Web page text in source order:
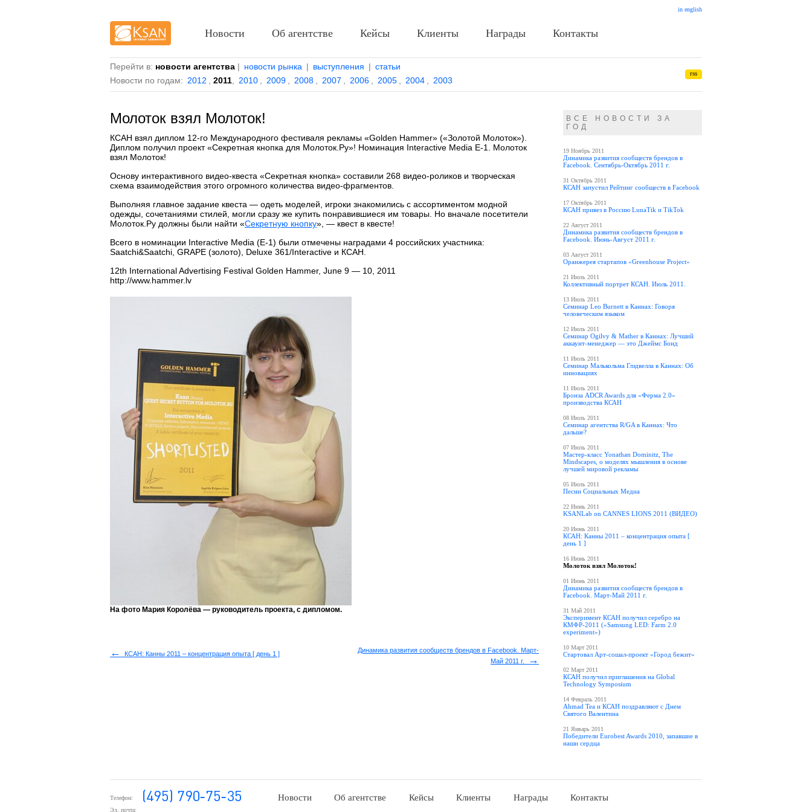
Перейти в: новости агентства | новости рынка | выступления | статьи
Новости по годам: 2012 2011 2010 2009 2008 2007 2006 2005 2004 2003
rss
Молоток взял Молоток!
КСАН взял диплом 12-го Международного фестиваля рекламы «Golden Hammer» («Золотой Молоток»).
Диплом получил проект «Секретная кнопка для Молоток.Ру»! Номинация Interactive Media E-1. Молоток
взял Молоток!
Основу интерактивного видео-квеста «Секретная кнопка» составили 268 видео-роликов и творческая
схема взаимодействия этого огромного количества видео-фрагментов.
Выполняя главное задание квеста — одеть моделей, игроки знакомились с ассортиментом модной
одежды, сочетаниями стилей, могли сразу же купить понравившиеся им товары. Но вначале посетители
Молоток.Ру должны были найти «Секретную кнопку», — квест в квесте!
Всего в номинации Interactive Media (E-1) были отмечены наградами 4 российских участника:
Saatchi&Saatchi, GRAPE (золото), Deluxe 361/Interactive и КСАН.
12th International Advertising Festival Golden Hammer, June 9 — 10, 2011
http://www.hammer.lv
На фото Мария Королёва — руководитель проекта, с дипломом.
← КСАН: Канны 2011 – концентрация опыта [ день 1 ]
Динамика развития сообществ брендов в Facebook. Март-
Май 2011 г.
→
ВСЕ НОВОСТИ ЗА
ГОД
19 Ноябрь 2011
Динамика развития сообществ брендов в
Facebook. Сентябрь-Октябрь 2011 г.
31 Октябрь 2011
КСАН запустил Рейтинг сообществ в Facebook
17 Октябрь 2011
КСАН привез в Россию LunaTik и TikTok
22 Август 2011
Динамика развития сообществ брендов в
Facebook. Июнь-Август 2011 г.
03 Август 2011
Оранжерея стартапов «Greenhouse Project»
21 Июль 2011
Коллективный портрет КСАН. Июль 2011.
13 Июль 2011
Семинар Leo Burnett в Каннах: Говоря
человеческим языком
12 Июль 2011
Семинар Ogilvy & Mather в Каннах: Лучший
аккаунт-менеджер — это Джеймс Бонд
11 Июль 2011
Семинар Малькольма Глэдвелла в Каннах: Об
инновациях
11 Июль 2011
Бронза ADCR Awards для «Ферма 2.0»
производства КСАН
08 Июль 2011
Семинар агентства R/GA в Каннах: Что
дальше?
07 Июль 2011
Мастер-класс Yonathan Dominitz, The
Mindscapes, о моделях мышления в основе
лучшей мировой рекламы
05 Июль 2011
Песни Социальных Медиа
22 Июнь 2011
KSANLab on CANNES LIONS 2011 (ВИДЕО)
20 Июнь 2011
КСАН: Канны 2011 – концентрация опыта [
день 1 ]
16 Июнь 2011
Молоток взял Молоток!
01 Июнь 2011
Динамика развития сообществ брендов в
Facebook. Март-Май 2011 г.
31 Май 2011
Эксперимент КСАН получил серебро на
КМФР-2011 («Samsung LED: Farm 2.0
experiment»)
10 Март 2011
Стартовал Арт-сошал-проект «Город бежит»
02 Март 2011
КСАН получил приглашения на Global
Technology Symposium
14 Февраль 2011
Ahmad Tea и КСАН поздравляют с Днем
Святого Валентина
21 Январь 2011
Победители Eurobest Awards 2010, запавшие в
наши сердца
in english
Новости Об агентстве Кейсы Клиенты Награды Контакты
Телефон:
Эл. почта:
Новости Об агентстве Кейсы Клиенты Награды Контакты